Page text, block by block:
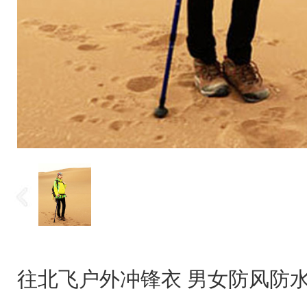
往北飞户外冲锋衣 男女防风防